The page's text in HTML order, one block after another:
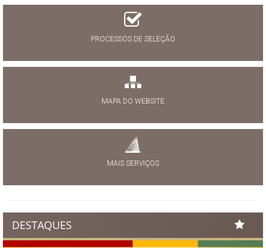
PROCESSOS DE SELEÇÃO
MAPA DO WEBSITE
MAIS SERVIÇOS
DESTAQUES